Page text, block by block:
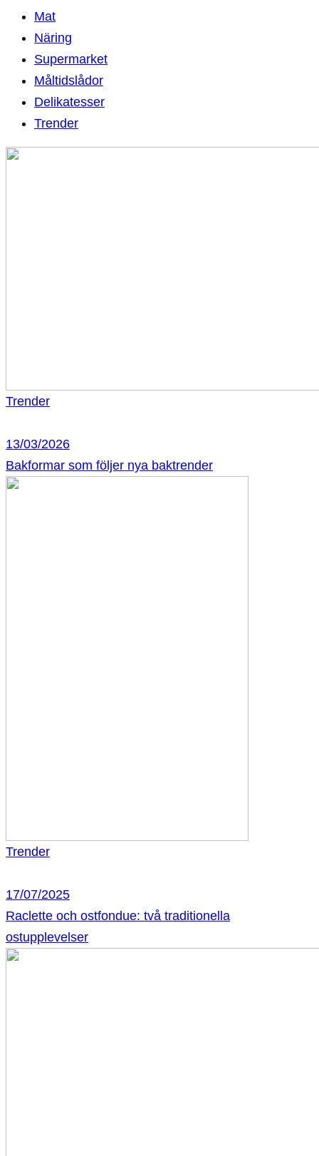
Mat
Näring
Supermarket
Måltidslådor
Delikatesser
Trender
Trender
13/03/2026
Bakformar som följer nya baktrender
Trender
17/07/2025
Raclette och ostfondue: två traditionella
ostupplevelser